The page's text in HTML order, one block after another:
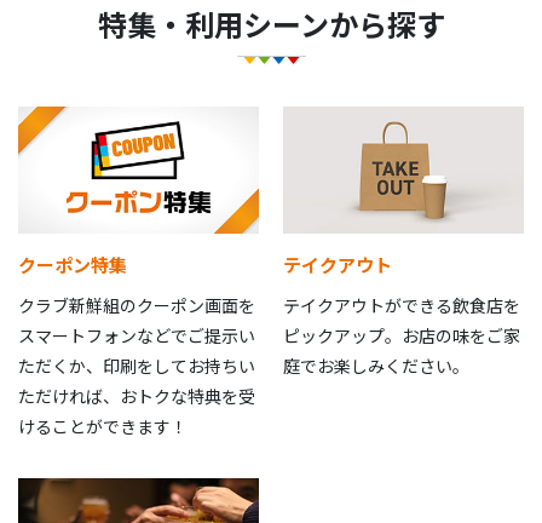
特集・利用シーンから探す
クーポン特集
クラブ新鮮組のクーポン画面を
スマートフォンなどでご提示い
ただくか、印刷をしてお持ちい
ただければ、おトクな特典を受
けることができます！
テイクアウト
テイクアウトができる飲食店を
ピックアップ。お店の味をご家
庭でお楽しみください。